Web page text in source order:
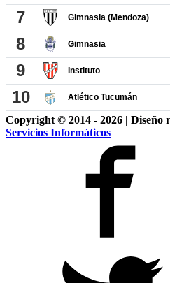
Copyright © 2014 - 2026 | Diseño
Servicios Informáticos